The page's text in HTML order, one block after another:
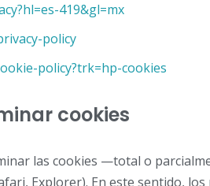
419&gl=mx
policy
policy?trk=hp-cookies
cookies
las cookies —total o
Explorer). En este sentido,